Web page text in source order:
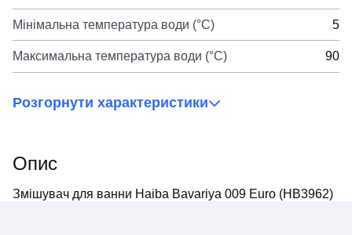
Мінімальна температура води (°C) 5
Максимальна температура води (°C) 90
Розгорнути характеристики
Опис
Змішувач для ванни Haiba Bavariya 009 Euro (HB3962)